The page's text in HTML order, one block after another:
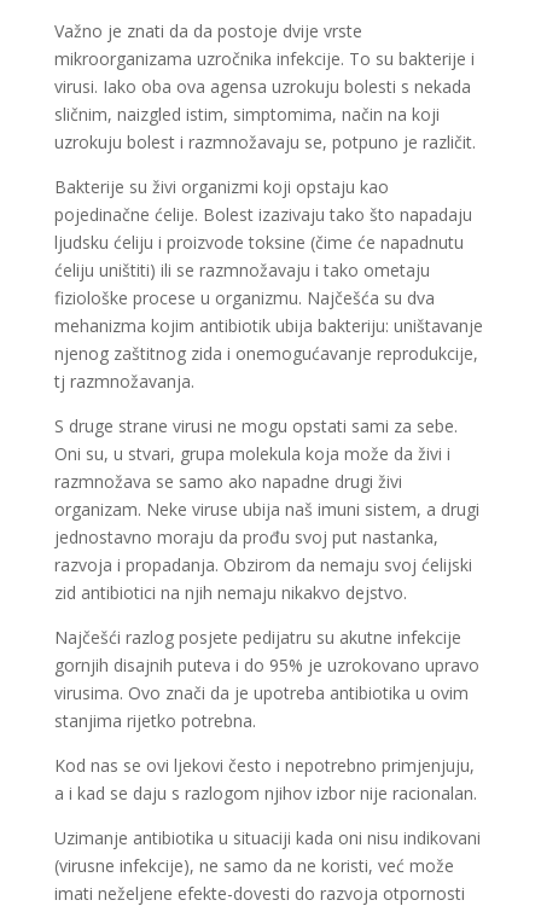
Važno je znati da da postoje dvije vrste
mikroorganizama uzročnika infekcije. To su bakterije i
virusi. Iako oba ova agensa uzrokuju bolesti s nekada
sličnim, naizgled istim, simptomima, način na koji
uzrokuju bolest i razmnožavaju se, potpuno je različit.
Bakterije su živi organizmi koji opstaju kao
pojedinačne ćelije. Bolest izazivaju tako što napadaju
ljudsku ćeliju i proizvode toksine (čime će napadnutu
ćeliju uništiti) ili se razmnožavaju i tako ometaju
fiziološke procese u organizmu. Najčešća su dva
mehanizma kojim antibiotik ubija bakteriju: uništavanje
njenog zaštitnog zida i onemogućavanje reprodukcije,
tj razmnožavanja.
S druge strane virusi ne mogu opstati sami za sebe.
Oni su, u stvari, grupa molekula koja može da živi i
razmnožava se samo ako napadne drugi živi
organizam. Neke viruse ubija naš imuni sistem, a drugi
jednostavno moraju da prođu svoj put nastanka,
razvoja i propadanja. Obzirom da nemaju svoj ćelijski
zid antibiotici na njih nemaju nikakvo dejstvo.
Najčešći razlog posjete pedijatru su akutne infekcije
gornjih disajnih puteva i do 95% je uzrokovano upravo
virusima. Ovo znači da je upotreba antibiotika u ovim
stanjima rijetko potrebna.
Kod nas se ovi ljekovi često i nepotrebno primjenjuju,
a i kad se daju s razlogom njihov izbor nije racionalan.
Uzimanje antibiotika u situaciji kada oni nisu indikovani
(virusne infekcije), ne samo da ne koristi, već može
imati neželjene efekte-dovesti do razvoja otpornosti